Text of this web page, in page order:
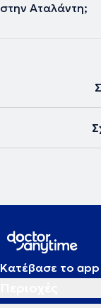
στην Αταλάντη;
Κατέβασε το app